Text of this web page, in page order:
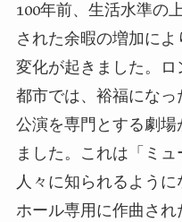
100年前、生活水準の
された余暇の増加に
変化が起きました。
都市では、裕福にな
公演を専門とする劇場
ました。これは「ミ
人々に知られるよう
ホール専用に作曲され